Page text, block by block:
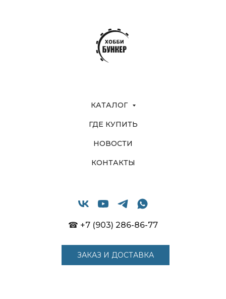
КАТАЛОГ
ГДЕ КУПИТЬ
НОВОСТИ
КОНТАКТЫ
☎ +7 (903) 286-86-77
ЗАКАЗ И ДОСТАВКА